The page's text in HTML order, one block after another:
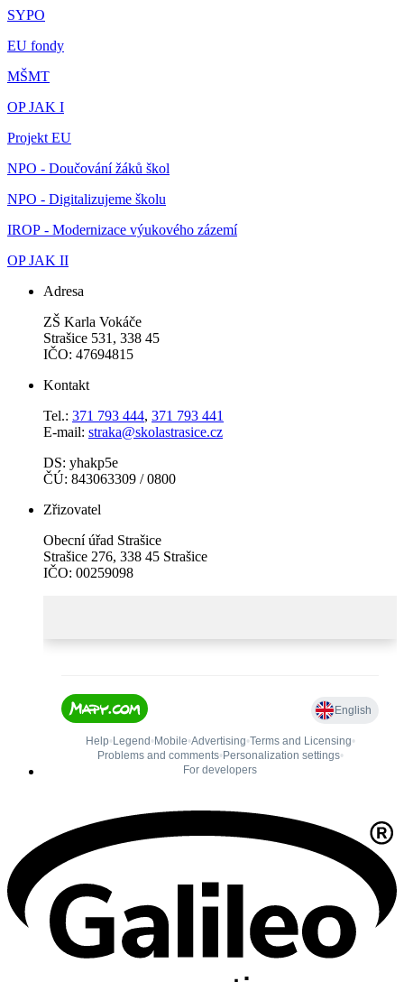
SYPO
EU fondy
MŠMT
OP JAK I
Projekt EU
NPO - Doučování žáků škol
NPO - Digitalizujeme školu
IROP - Modernizace výukového zázemí
OP JAK II
Adresa
ZŠ Karla Vokáče
Strašice 531, 338 45
IČO: 47694815
Kontakt
Tel.: 371 793 444, 371 793 441
E-mail: straka@skolastrasice.cz
DS: yhakp5e
ČÚ: 843063309 / 0800
Zřizovatel
Obecní úřad Strašice
Strašice 276, 338 45 Strašice
IČO: 00259098